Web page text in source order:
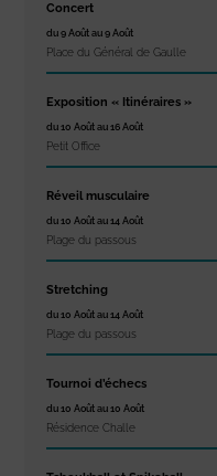
Concert
du 9 Août au 9 Août
Place du Général de Gaulle
Exposition « Itinéraires »
du 10 Août au 16 Août
Petit Office
Réveil musculaire
du 10 Août au 14 Août
Plage du passous
Stretching
du 10 Août au 14 Août
Plage du passous
Tournoi d’échecs
du 10 Août au 10 Août
Résidence Challe